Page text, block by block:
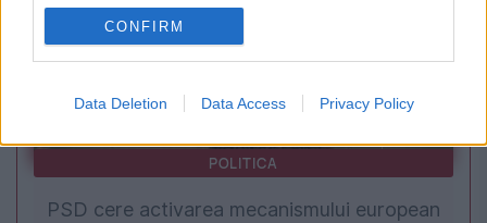
CONFIRM
Data Deletion Data Access Privacy Policy
POLITICA
PSD cere activarea mecanismului european